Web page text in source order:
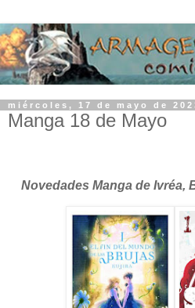
miércoles, 17 de mayo de
Manga 18 de Mayo
Novedades Manga de Ivréa,